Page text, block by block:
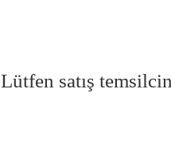
Lütfen satış